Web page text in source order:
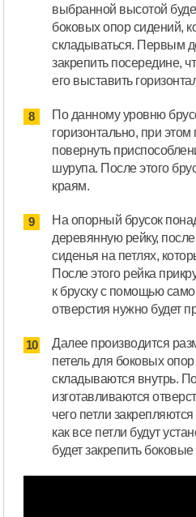
выбранной высотой
боковых опор сидений,
складываться. Первым
закрепить посередине,
его выставить
По данному уровню
горизонтально, при
повернуть
шурупа. После этого
краям.
На опорный брусок
деревянную рейку,
сиденья на петлях,
После этого рейка
к бруску с помощью
отверстия нужно будет
Далее производится
петель для боковых
складываются внутрь.
изготавливаются
чего петли
как все петли будут
будет закрепить